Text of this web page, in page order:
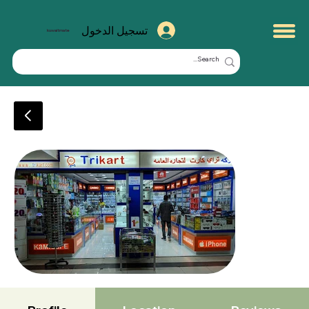
kuwaitmate تسجيل الدخول